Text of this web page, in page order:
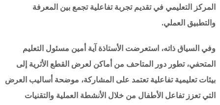
المركز التعليمي في تقديم تجربة تفاعلية تجمع بين المعرفة
والتطبيق العملي.
وفي السياق ذاته، استعرضت الأستاذة آية أمين مسئول التعليم
المتحفي، تطور دور المتاحف من أماكن لعرض القطع الأثرية إلى
بيئات تعليمية تفاعلية تعتمد على المشاركة، موضحة أساليب العرض
التي تعزز تفاعل الأطفال من خلال الأنشطة العملية والتقنيات